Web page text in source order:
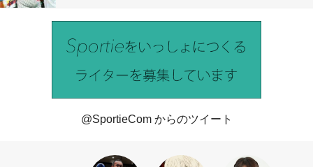
@SportieCom からのツイート